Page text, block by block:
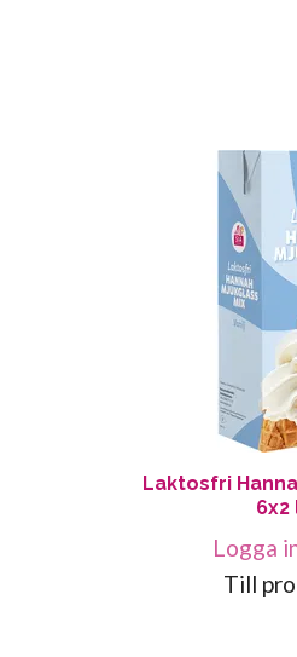
Laktosfri
Logga
Till